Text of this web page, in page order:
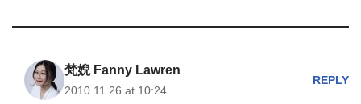
梵婗 Fanny Lawren
2010.11.26 at 10:24
REPLY